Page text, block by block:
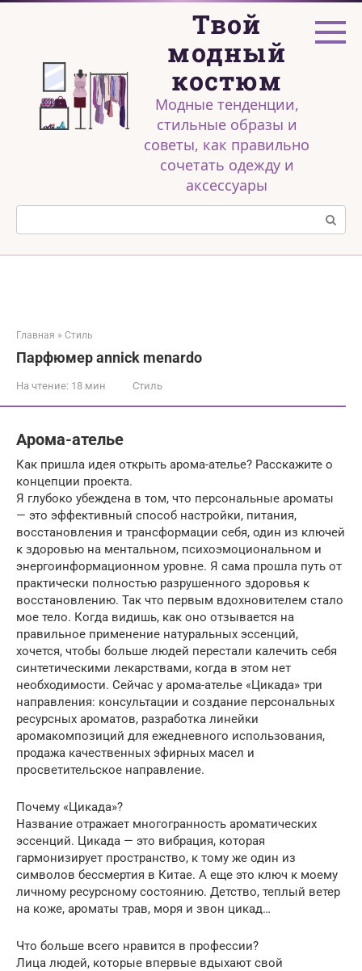
Перейти
Твой
модный
костюм
Модные тенденции,
стильные образы и
советы, как правильно
сочетать одежду и
аксессуары
Поиск:
Главная » Стиль
Парфюмер annick menardo
На чтение: 18 мин Стиль
Арома-ателье
Как пришла идея открыть арома-ателье? Расскажите о
концепции проекта.
Я глубоко убеждена в том, что персональные ароматы
— это эффективный способ настройки, питания,
восстановления и трансформации себя, один из ключей
к здоровью на ментальном, психоэмоциональном и
энергоинформационном уровне. Я сама прошла путь от
практически полностью разрушенного здоровья к
восстановлению. Так что первым вдохновителем стало
мое тело. Когда видишь, как оно отзывается на
правильное применение натуральных эссенций,
хочется, чтобы больше людей перестали калечить себя
синтетическими лекарствами, когда в этом нет
необходимости. Сейчас у арома-ателье «Цикада» три
направления: консультации и создание персональных
ресурсных ароматов, разработка линейки
аромакомпозиций для ежедневного использования,
продажа качественных эфирных масел и
просветительское направление.
Почему «Цикада»?
Название отражает многогранность ароматических
эссенций. Цикада — это вибрация, которая
гармонизирует пространство, к тому же один из
символов бессмертия в Китае. А еще это ключ к моему
личному ресурсному состоянию. Детство, теплый ветер
на коже, ароматы трав, моря и звон цикад…
Что больше всего нравится в профессии?
Лица людей, которые впервые вдыхают свой